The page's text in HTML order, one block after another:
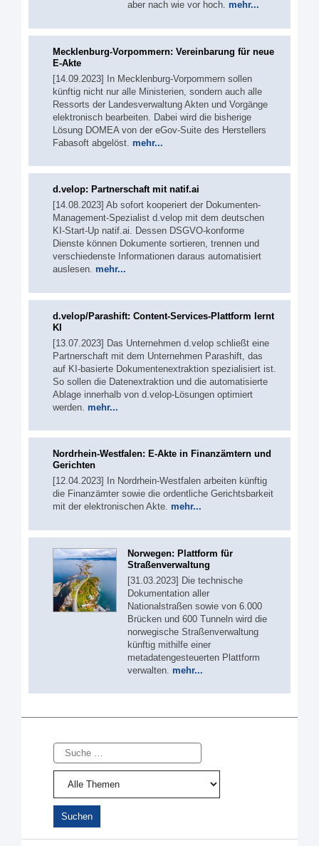
aber nach wie vor hoch. mehr...
Mecklenburg-Vorpommern: Vereinbarung für neue
E-Akte
[14.09.2023] In Mecklenburg-Vorpommern sollen
künftig nicht nur alle Ministerien, sondern auch alle
Ressorts der Landesverwaltung Akten und Vorgänge
elektronisch bearbeiten. Dabei wird die bisherige
Lösung DOMEA von der eGov-Suite des Herstellers
Fabasoft abgelöst. mehr...
d.velop: Partnerschaft mit natif.ai
[14.08.2023] Ab sofort kooperiert der Dokumenten-
Management-Spezialist d.velop mit dem deutschen
KI-Start-Up natif.ai. Dessen DSGVO-konforme
Dienste können Dokumente sortieren, trennen und
verschiedenste Informationen daraus automatisiert
auslesen. mehr...
d.velop/Parashift: Content-Services-Plattform lernt
KI
[13.07.2023] Das Unternehmen d.velop schließt eine
Partnerschaft mit dem Unternehmen Parashift, das
auf KI-basierte Dokumentenextraktion spezialisiert ist.
So sollen die Datenextraktion und die automatisierte
Ablage innerhalb von d.velop-Lösungen optimiert
werden. mehr...
Nordrhein-Westfalen: E-Akte in Finanzämtern und
Gerichten
[12.04.2023] In Nordrhein-Westfalen arbeiten künftig
die Finanzämter sowie die ordentliche Gerichtsbarkeit
mit der elektronischen Akte. mehr...
Norwegen: Plattform für
Straßenverwaltung
[31.03.2023] Die technische
Dokumentation aller
Nationalstraßen sowie von 6.000
Brücken und 600 Tunneln wird die
norwegische Straßenverwaltung
künftig mithilfe einer
metadatengesteuerten Plattform
verwalten. mehr...
Suche